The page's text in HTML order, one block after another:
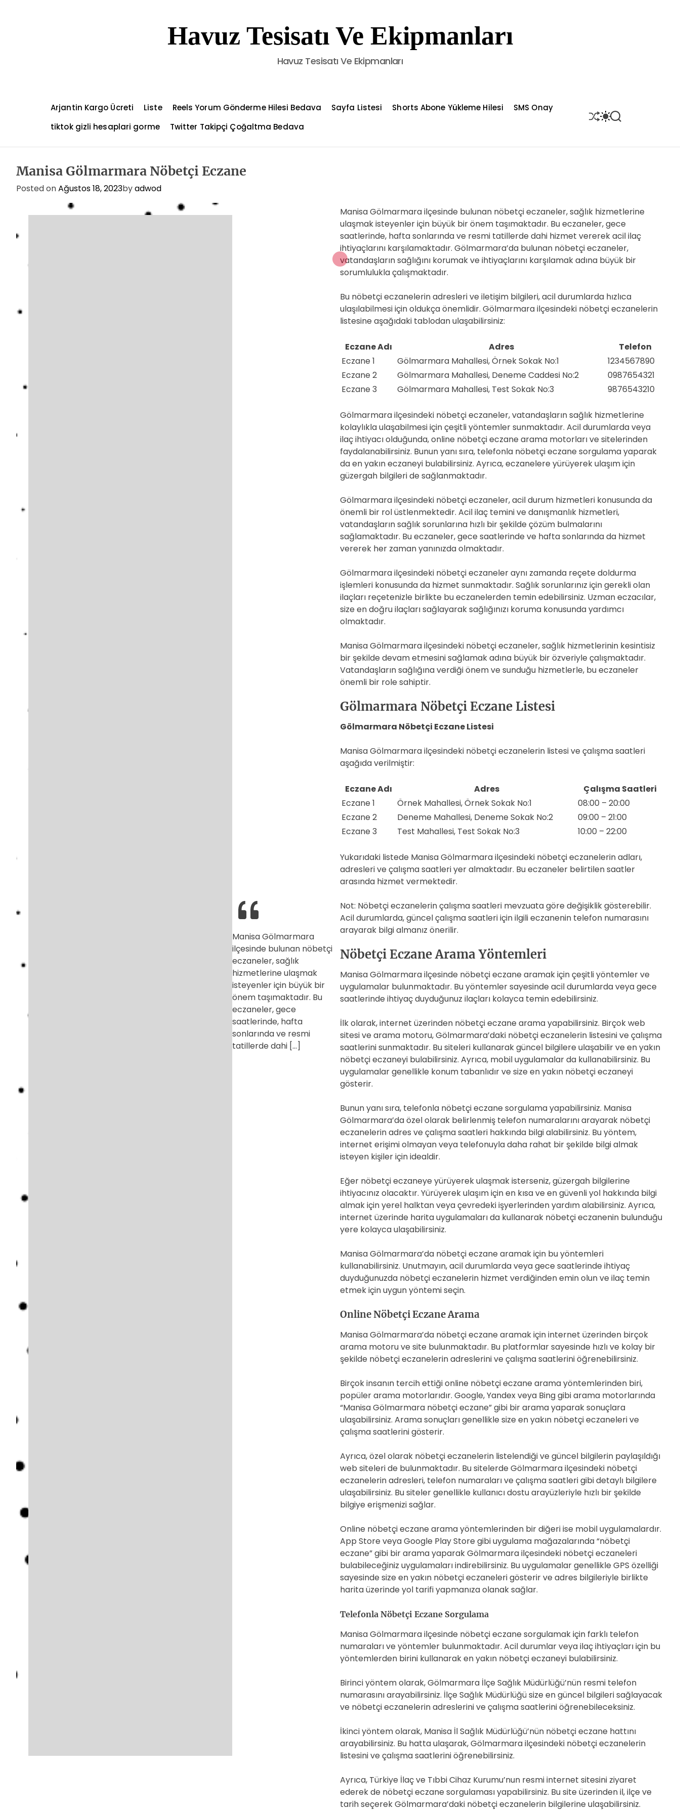
t
Havuz Tesisatı Ve Ekipmanları
Havuz Tesisatı Ve Ekipmanları
Arjantin Kargo Ücreti Liste Reels Yorum Gönderme Hilesi Bedava Sayfa Listesi Shorts Abone Yükleme Hilesi
SMS Onay
tiktok gizli hesaplari gorme
Twitter Takipçi Çoğaltma Bedava
S
H
S
W
M
O
D
E
S
E
Manisa Gölmarmara Nöbetçi Eczane
Posted onAğustos 18, 2023byadwod
Manisa Gölmarmara
ilçesinde bulunan nöbetçi
eczaneler, sağlık
hizmetlerine ulaşmak
isteyenler için büyük bir
önem taşımaktadır. Bu
eczaneler, gece
saatlerinde, hafta
sonlarında ve resmi
tatillerde dahi […]
Manisa Gölmarmara ilçesinde bulunan nöbetçi eczaneler, sağlık hizmetlerine
ulaşmak isteyenler için büyük bir önem taşımaktadır. Bu eczaneler, gece
saatlerinde, hafta sonlarında ve resmi tatillerde dahi hizmet vererek acil ilaç
ihtiyaçlarını karşılamaktadır. Gölmarmara’da bulunan nöbetçi eczaneler,
vatandaşların sağlığını korumak ve ihtiyaçlarını karşılamak adına büyük bir
sorumlulukla çalışmaktadır.
Bu nöbetçi eczanelerin adresleri ve iletişim bilgileri, acil durumlarda hızlıca
ulaşılabilmesi için oldukça önemlidir. Gölmarmara ilçesindeki nöbetçi eczanelerin
listesine aşağıdaki tablodan ulaşabilirsiniz:
Eczane Adı Adres
Telefon
Eczane 1
Gölmarmara Mahallesi, Örnek Sokak No:1
1234567890
Eczane 2
Gölmarmara Mahallesi, Deneme Caddesi No:2
0987654321
Eczane 3
Gölmarmara Mahallesi, Test Sokak No:3 9876543210
Gölmarmara ilçesindeki nöbetçi eczaneler, vatandaşların sağlık hizmetlerine
kolaylıkla ulaşabilmesi için çeşitli yöntemler sunmaktadır. Acil durumlarda veya
ilaç ihtiyacı olduğunda, online nöbetçi eczane arama motorları ve sitelerinden
faydalanabilirsiniz. Bunun yanı sıra, telefonla nöbetçi eczane sorgulama yaparak
da en yakın eczaneyi bulabilirsiniz. Ayrıca, eczanelere yürüyerek ulaşım için
güzergah bilgileri de sağlanmaktadır.
Gölmarmara ilçesindeki nöbetçi eczaneler, acil durum hizmetleri konusunda da
önemli bir rol üstlenmektedir. Acil ilaç temini ve danışmanlık hizmetleri,
vatandaşların sağlık sorunlarına hızlı bir şekilde çözüm bulmalarını
sağlamaktadır. Bu eczaneler, gece saatlerinde ve hafta sonlarında da hizmet
vererek her zaman yanınızda olmaktadır.
Gölmarmara ilçesindeki nöbetçi eczaneler aynı zamanda reçete doldurma
işlemleri konusunda da hizmet sunmaktadır. Sağlık sorunlarınız için gerekli olan
ilaçları reçetenizle birlikte bu eczanelerden temin edebilirsiniz. Uzman eczacılar,
size en doğru ilaçları sağlayarak sağlığınızı koruma konusunda yardımcı
olmaktadır.
Manisa Gölmarmara ilçesindeki nöbetçi eczaneler, sağlık hizmetlerinin kesintisiz
bir şekilde devam etmesini sağlamak adına büyük bir özveriyle çalışmaktadır.
Vatandaşların sağlığına verdiği önem ve sunduğu hizmetlerle, bu eczaneler
önemli bir role sahiptir.
Gölmarmara Nöbetçi Eczane Listesi
Gölmarmara Nöbetçi Eczane Listesi
Manisa Gölmarmara ilçesindeki nöbetçi eczanelerin listesi ve çalışma saatleri
aşağıda verilmiştir:
Eczane Adı Adres
Çalışma Saatleri
Eczane 1
Örnek Mahallesi, Örnek Sokak No:1
08:00 – 20:00
Eczane 2
Deneme Mahallesi, Deneme Sokak No:2
09:00 – 21:00
Eczane 3
Test Mahallesi, Test Sokak No:3 10:00 – 22:00
Yukarıdaki listede Manisa Gölmarmara ilçesindeki nöbetçi eczanelerin adları,
adresleri ve çalışma saatleri yer almaktadır. Bu eczaneler belirtilen saatler
arasında hizmet vermektedir.
Not: Nöbetçi eczanelerin çalışma saatleri mevzuata göre değişiklik gösterebilir.
Acil durumlarda, güncel çalışma saatleri için ilgili eczanenin telefon numarasını
arayarak bilgi almanız önerilir.
Nöbetçi Eczane Arama Yöntemleri
Manisa Gölmarmara ilçesinde nöbetçi eczane aramak için çeşitli yöntemler ve
uygulamalar bulunmaktadır. Bu yöntemler sayesinde acil durumlarda veya gece
saatlerinde ihtiyaç duyduğunuz ilaçları kolayca temin edebilirsiniz.
İlk olarak, internet üzerinden nöbetçi eczane arama yapabilirsiniz. Birçok web
sitesi ve arama motoru, Gölmarmara’daki nöbetçi eczanelerin listesini ve çalışma
saatlerini sunmaktadır. Bu siteleri kullanarak güncel bilgilere ulaşabilir ve en yakın
nöbetçi eczaneyi bulabilirsiniz. Ayrıca, mobil uygulamalar da kullanabilirsiniz. Bu
uygulamalar genellikle konum tabanlıdır ve size en yakın nöbetçi eczaneyi
gösterir.
Bunun yanı sıra, telefonla nöbetçi eczane sorgulama yapabilirsiniz. Manisa
Gölmarmara’da özel olarak belirlenmiş telefon numaralarını arayarak nöbetçi
eczanelerin adres ve çalışma saatleri hakkında bilgi alabilirsiniz. Bu yöntem,
internet erişimi olmayan veya telefonuyla daha rahat bir şekilde bilgi almak
isteyen kişiler için idealdir.
Eğer nöbetçi eczaneye yürüyerek ulaşmak isterseniz, güzergah bilgilerine
ihtiyacınız olacaktır. Yürüyerek ulaşım için en kısa ve en güvenli yol hakkında bilgi
almak için yerel halktan veya çevredeki işyerlerinden yardım alabilirsiniz. Ayrıca,
internet üzerinde harita uygulamaları da kullanarak nöbetçi eczanenin bulunduğu
yere kolayca ulaşabilirsiniz.
Manisa Gölmarmara’da nöbetçi eczane aramak için bu yöntemleri
kullanabilirsiniz. Unutmayın, acil durumlarda veya gece saatlerinde ihtiyaç
duyduğunuzda nöbetçi eczanelerin hizmet verdiğinden emin olun ve ilaç temin
etmek için uygun yöntemi seçin.
Online Nöbetçi Eczane Arama
Manisa Gölmarmara’da nöbetçi eczane aramak için internet üzerinden birçok
arama motoru ve site bulunmaktadır. Bu platformlar sayesinde hızlı ve kolay bir
şekilde nöbetçi eczanelerin adreslerini ve çalışma saatlerini öğrenebilirsiniz.
Birçok insanın tercih ettiği online nöbetçi eczane arama yöntemlerinden biri,
popüler arama motorlarıdır. Google, Yandex veya Bing gibi arama motorlarında
“Manisa Gölmarmara nöbetçi eczane” gibi bir arama yaparak sonuçlara
ulaşabilirsiniz. Arama sonuçları genellikle size en yakın nöbetçi eczaneleri ve
çalışma saatlerini gösterir.
Ayrıca, özel olarak nöbetçi eczanelerin listelendiği ve güncel bilgilerin paylaşıldığı
web siteleri de bulunmaktadır. Bu sitelerde Gölmarmara ilçesindeki nöbetçi
eczanelerin adresleri, telefon numaraları ve çalışma saatleri gibi detaylı bilgilere
ulaşabilirsiniz. Bu siteler genellikle kullanıcı dostu arayüzleriyle hızlı bir şekilde
bilgiye erişmenizi sağlar.
Online nöbetçi eczane arama yöntemlerinden bir diğeri ise mobil uygulamalardır.
App Store veya Google Play Store gibi uygulama mağazalarında “nöbetçi
eczane” gibi bir arama yaparak Gölmarmara ilçesindeki nöbetçi eczaneleri
bulabileceğiniz uygulamaları indirebilirsiniz. Bu uygulamalar genellikle GPS özelliği
sayesinde size en yakın nöbetçi eczaneleri gösterir ve adres bilgileriyle birlikte
harita üzerinde yol tarifi yapmanıza olanak sağlar.
Telefonla Nöbetçi Eczane Sorgulama
Manisa Gölmarmara ilçesinde nöbetçi eczane sorgulamak için farklı telefon
numaraları ve yöntemler bulunmaktadır. Acil durumlar veya ilaç ihtiyaçları için bu
yöntemlerden birini kullanarak en yakın nöbetçi eczaneyi bulabilirsiniz.
Birinci yöntem olarak, Gölmarmara İlçe Sağlık Müdürlüğü’nün resmi telefon
numarasını arayabilirsiniz. İlçe Sağlık Müdürlüğü size en güncel bilgileri sağlayacak
ve nöbetçi eczanelerin adreslerini ve çalışma saatlerini öğrenebileceksiniz.
İkinci yöntem olarak, Manisa İl Sağlık Müdürlüğü’nün nöbetçi eczane hattını
arayabilirsiniz. Bu hatta ulaşarak, Gölmarmara ilçesindeki nöbetçi eczanelerin
listesini ve çalışma saatlerini öğrenebilirsiniz.
Ayrıca, Türkiye İlaç ve Tıbbi Cihaz Kurumu’nun resmi internet sitesini ziyaret
ederek de nöbetçi eczane sorgulaması yapabilirsiniz. Bu site üzerinden il, ilçe ve
tarih seçerek Gölmarmara’daki nöbetçi eczanelerin bilgilerine ulaşabilirsiniz.